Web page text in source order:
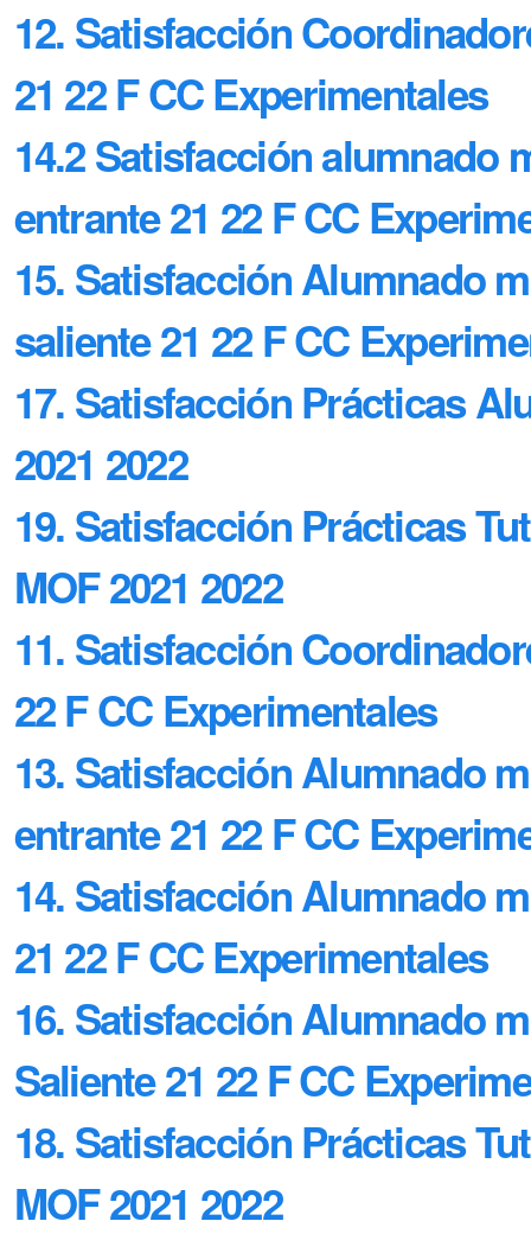
12. Satisfacción
21 22 F CC Experimentales
14.2 Satisfacción alumnado
entrante 21 22 F CC
15. Satisfacción Alumnado
saliente 21 22 F CC
17. Satisfacción Prácticas
2021 2022
19. Satisfacción Prácticas
MOF 2021 2022
11. Satisfacción
22 F CC Experimentales
13. Satisfacción Alumnado
entrante 21 22 F CC
14. Satisfacción Alumnado
21 22 F CC Experimentales
16. Satisfacción Alumnado
Saliente 21 22 F CC
18. Satisfacción Prácticas
MOF 2021 2022